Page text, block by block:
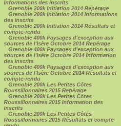
Informations des inscrits
Grenoble 200k Initiation 2014 Repérage
Grenoble 200k Initiation 2014 Informations
des inscrits
Grenoble 200k Initiation 2014 Résultats et
compte-rendu
Grenoble 400k Paysages d'exception aux
sources de l'Isère Octobre 2014 Repérage
Grenoble 400k Paysages d'exception aux
sources de l'Isère Octobre 2014 Information
des inscrits
Grenoble 400k Paysages d'exception aux
sources de l'Isère Octobre 2014 Résultats et
compte-rendu
Grenoble 200k Les Petites Côtes
Roussillonnaires 2015 Repérage
Grenoble 200k Les Petites Côtes
Roussillonnaires 2015 Information des
inscrits
Grenoble 200k Les Petites Côtes
Roussillonnaires 2015 Résultats et compte-